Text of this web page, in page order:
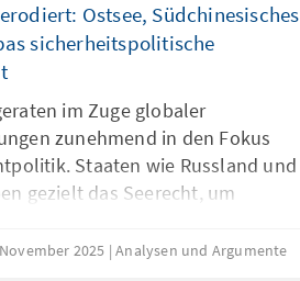
Ostsee, Südchinesisches
sicherheitspolitische
im Zuge globaler
zunehmend in den Fokus
Staaten wie Russland und
gezielt das Seerecht, um
bekannt ist. In der Ostsee zeigen
2025 Analysen und Argumente